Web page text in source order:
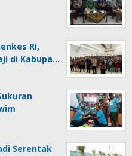
RI,
di Kabupa…
Serentak